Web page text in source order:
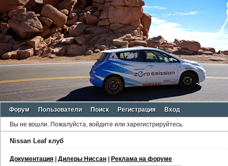
Форум Пользователи Поиск Регистрация Вход
Вы не вошли. Пожалуйста, войдите или зарегистрируйтесь.
Nissan Leaf клуб
Документация | Дилеры Ниссан | Реклама на форуме